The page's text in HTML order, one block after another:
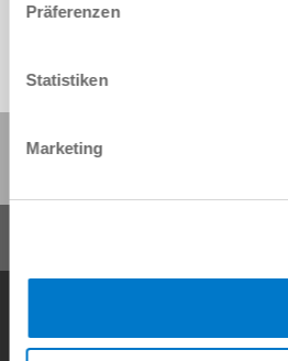
Präferenzen
Statistiken
Marketing